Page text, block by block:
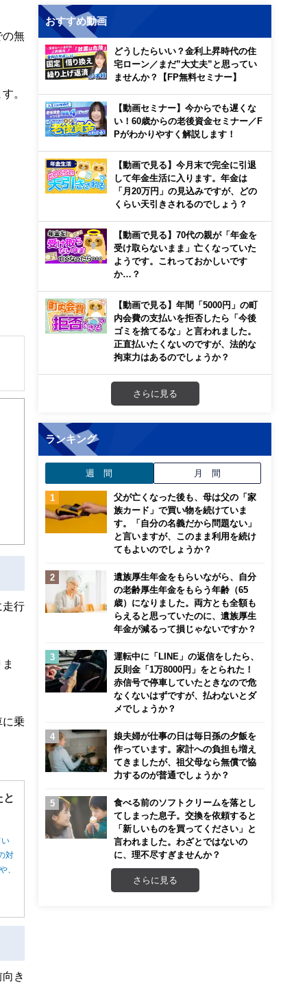
の無
。
き
走行
に乗
と
い
対
、
き
おすすめ動画
どうしたらいい？金利上昇時代の住
宅ローン／まだ”大丈夫”と思ってい
ませんか？【FP無料セミナー】
【動画セミナー】今からでも遅くな
い！60歳からの老後資金セミナー／F
Pがわかりやすく解説します！
【動画で見る】今月末で完全に引退
して年金生活に入ります。年金は
「月20万円」の見込みですが、どの
くらい天引きされるのでしょう？
【動画で見る】70代の親が「年金を
受け取らないまま」亡くなっていた
ようです。これっておかしいです
か…？
【動画で見る】年間「5000円」の町
内会費の支払いを拒否したら「今後
ゴミを捨てるな」と言われました。
正直払いたくないのですが、法的な
拘束力はあるのでしょうか？
さらに見る
ランキング
週 間 月 間
父が亡くなった後も、母は父の「家
族カード」で買い物を続けていま
す。「自分の名義だから問題ない」
と言いますが、このまま利用を続け
てもよいのでしょうか？
遺族厚生年金をもらいながら、自分
の老齢厚生年金をもらう年齢（65
歳）になりました。両方とも全額も
らえると思っていたのに、遺族厚生
年金が減るって損じゃないですか？
運転中に「LINE」の返信をしたら、
反則金「1万8000円」をとられた！
赤信号で停車していたときなので危
なくないはずですが、払わないとダ
メでしょうか？
娘夫婦が仕事の日は毎日孫の夕飯を
作っています。家計への負担も増え
てきましたが、祖父母なら無償で協
力するのが普通でしょうか？
食べる前のソフトクリームを落とし
てしまった息子。交換を依頼すると
「新しいものを買ってください」と
言われました。わざとではないの
に、理不尽すぎませんか？
さらに見る